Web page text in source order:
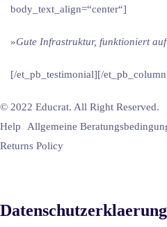
body_text_align=“center“]
»Gute Infrastruktur, funktioniert
[/et_pb_testimonial][/
© 2022 Educrat. All Right Reserved.
Help
Allgemeine
Returns Policy
Datenschutzerklaerung